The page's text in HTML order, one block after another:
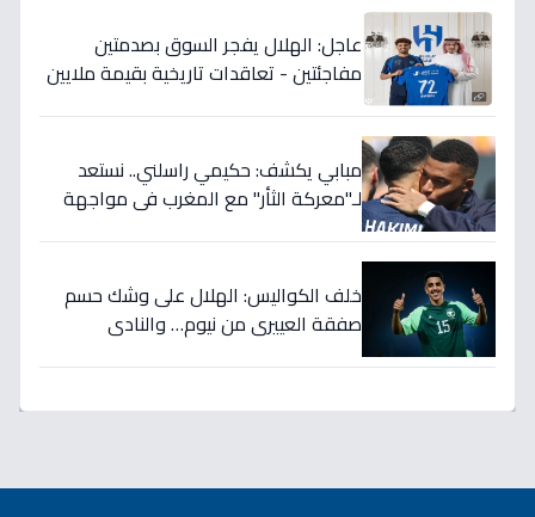
عاجل: الهلال يفجر السوق بصدمتين
مفاجئتين - تعاقدات تاريخية بقيمة ملايين
مبابي يكشف: حكيمي راسلني.. نستعد
لـ"معركة الثأر" مع المغرب في مواجهة
خلف الكواليس: الهلال على وشك حسم
صفقة العييري من نيوم… والنادي